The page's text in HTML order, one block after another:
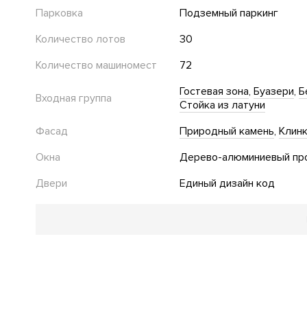
Парковка
Подземный паркинг
Количество лотов
30
Количество машиномест
72
Входная группа Гостевая зона Буазери
Стойка из латуни
Фасад
Природный камень
Окна
Дерево-алюминиевый
Двери
Единый дизайн код